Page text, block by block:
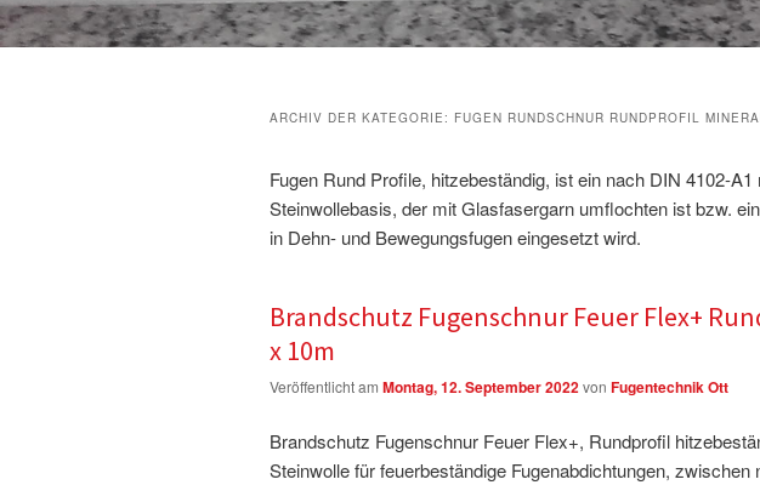
ARCHIV DER KATEGORIE: FUGEN RUNDSCHNUR RUNDPROFIL
Fugen Rund Profile, hitzebeständig, ist ein nach DIN 4102-
Steinwollebasis, der mit Glasfasergarn umflochten ist bzw.
in Dehn- und Bewegungsfugen eingesetzt wird.
Brandschutz Fugenschnur Feuer Flex+
x 10m
Veröffentlicht am Montag, 12. September 2022von Fugentechnik Ott
Brandschutz Fugenschnur Feuer Flex+, Rundprofil
Steinwolle für feuerbeständige Fugenabdichtungen,